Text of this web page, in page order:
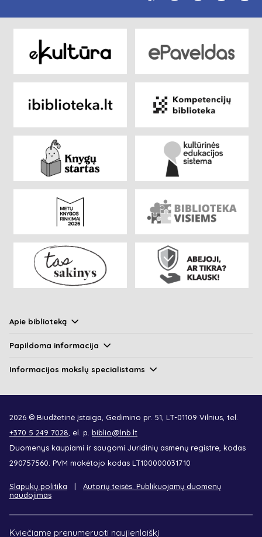
Apie biblioteką
Papildoma informacija
Informacijos mokslų specialistams
2026 © Biudžetinė įstaiga, Gedimino pr. 51, LT-01109 Vilnius, tel.
+370 5 249 7028 , el. p. biblio@lnb.lt
Duomenys kaupiami ir saugomi Juridinių asmenų registre, kodas
290757560. PVM mokėtojo kodas LT100000031710
Slapukų politika
Autorių teisės. Publikuojamų duomenų
naudojimas
Kviečiame prenumeruoti naujienlaiškį